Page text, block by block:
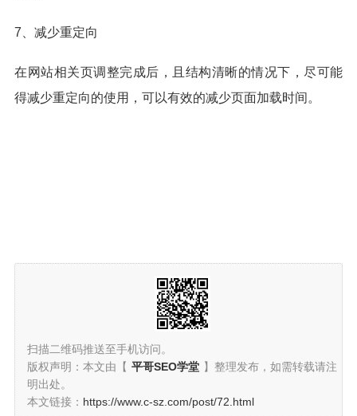
7、减少重定向
在网站相关页调整完成后，且结构清晰的情况下，尽可能
得减少重定向的使用，可以有效的减少页面加载时间。
扫描二维码推送至手机访问。
版权声明：本文由【 平哥SEO学堂 】整理发布，如需转载请注
明出处。
本文链接： https://www.c-sz.com/post/72.html